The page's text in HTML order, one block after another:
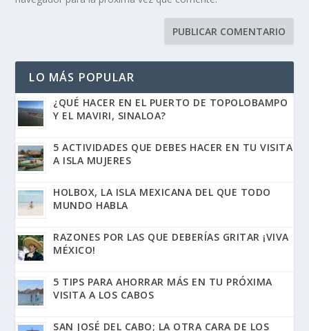
LO MÁS POPULAR
¿QUÉ HACER EN EL PUERTO DE TOPOLOBAMPO
Y EL MAVIRI, SINALOA?
5 ACTIVIDADES QUE DEBES HACER EN TU VISITA
A ISLA MUJERES
HOLBOX, LA ISLA MEXICANA DEL QUE TODO
MUNDO HABLA
RAZONES POR LAS QUE DEBERÍAS GRITAR ¡VIVA
MÉXICO!
5 TIPS PARA AHORRAR MÁS EN TU PRÓXIMA
VISITA A LOS CABOS
SAN JOSÉ DEL CABO; LA OTRA CARA DE LOS